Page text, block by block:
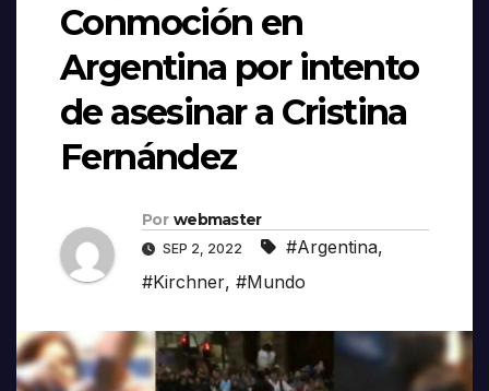
Conmoción en
Argentina por intento
de asesinar a Cristina
Fernández
Por webmaster
SEP 2, 2022 #Argentina,
#Kirchner, #Mundo